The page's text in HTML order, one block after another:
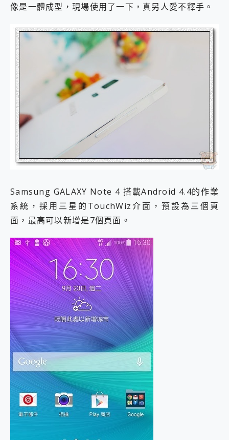
像是一體成型，現場使用了一下，真另人愛不釋手。
Samsung GALAXY Note 4 搭載Android 4.4的作業
系統，採用三星的TouchWiz介面，預設為三個頁
面，最高可以新增是7個頁面。